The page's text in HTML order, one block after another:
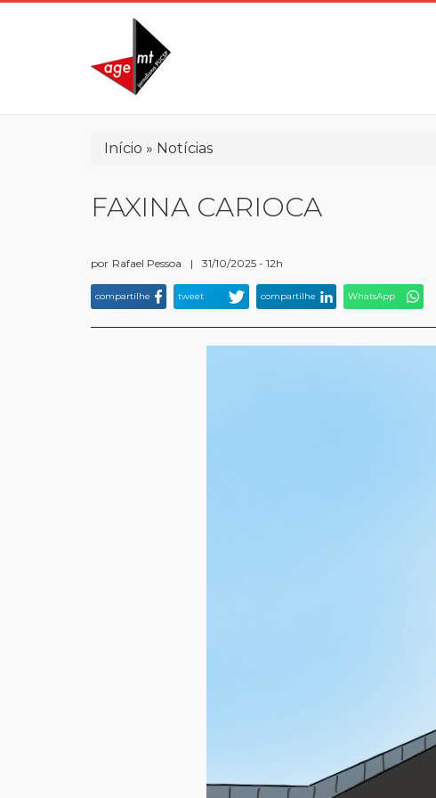
Trilha
navegação
Início Notícias
FAXINA CARIOCA
por Rafael Pessoa | 31/10/2025 - 12h
compartilhe tweet compartilhe WhatsApp